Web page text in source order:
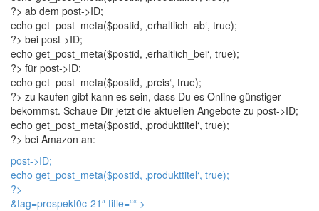
?> ab dem post->ID;
echo get_post_meta($postid, ‚erhaltlich_ab‘, true);
?> bei post->ID;
echo get_post_meta($postid, ‚erhaltlich_bei‘, true);
?> für post->ID;
echo get_post_meta($postid, ‚preis‘, true);
?> zu kaufen gibt kann es sein, dass Du es Online günstiger
bekommst. Schaue Dir jetzt die aktuellen Angebote zu post->ID;
echo get_post_meta($postid, ‚produkttitel‘, true);
?> bei Amazon an:
post->ID;
echo get_post_meta($postid, ‚produkttitel‘, true);
?>
&tag=prospekt0c-21″ title=““ >